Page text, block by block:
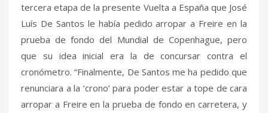
tercera etapa de la presente Vuelta a España que José
Luís De Santos le había pedido arropar a Freire en la
prueba de fondo del Mundial de Copenhague, pero
que su idea inicial era la de concursar contra el
cronómetro. “Finalmente, De Santos me ha pedido que
renunciara a la ‘crono’ para poder estar a tope de cara
arropar a Freire en la prueba de fondo en carretera, y